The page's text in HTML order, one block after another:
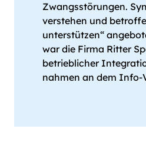
Zwangsstörungen.
verstehen und
unterstützen“
war die Firma Ritter
betrieblicher
nahmen an dem Info-